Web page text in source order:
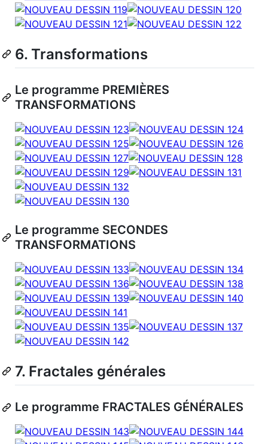
6. Transformations
Le programme PREMIÈRES
TRANSFORMATIONS
Le programme SECONDES
TRANSFORMATIONS
7. Fractales générales
Le programme FRACTALES GÉNÉRALES